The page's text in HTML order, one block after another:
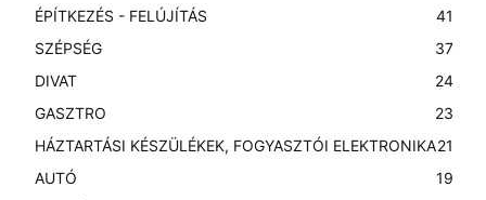
ÉPÍTKEZÉS - FELÚJÍTÁS
41
SZÉPSÉG
37
DIVAT
24
GASZTRO
23
HÁZTARTÁSI KÉSZÜLÉKEK, FOGYASZTÓI ELEKTRONIKA21
AUTÓ
19